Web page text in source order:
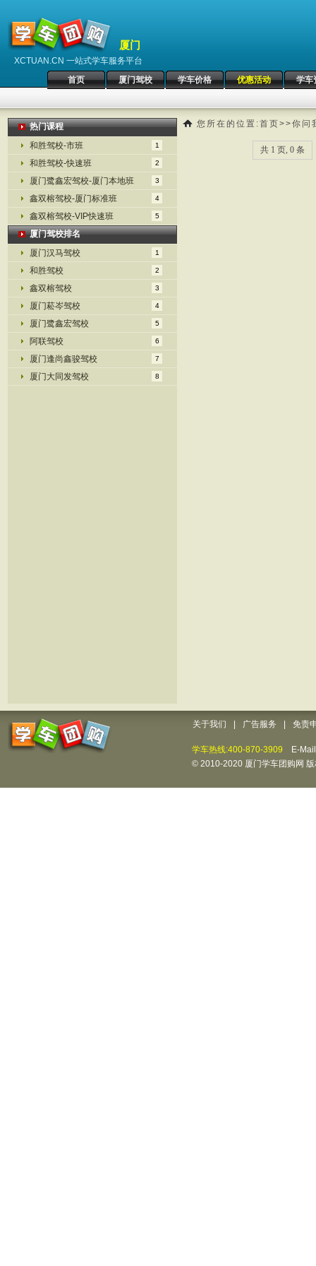
厦门
XCTUAN.CN 一站式学车服务平台
首页
厦门驾校 学车价格 优惠活动 学车
热门课程
1
和胜驾校-市班
2
和胜驾校-快速班
3
厦门鹭鑫宏驾校-厦门本地班
4
鑫双榕驾校-厦门标准班
5
鑫双榕驾校-VIP快速班
厦门驾校排名
1
厦门汉马驾校
2
和胜驾校
3
鑫双榕驾校
4
厦门菘岑驾校
5
厦门鹭鑫宏驾校
6
阿联驾校
7
厦门逢尚鑫骏驾校
8
厦门大同发驾校
您所在的位置:首页>>你问
共 1 页, 0 条
关于我们 广告服务 免责
学车热线:400-870-3909 E-
© 2010-2020 厦门学车团购网